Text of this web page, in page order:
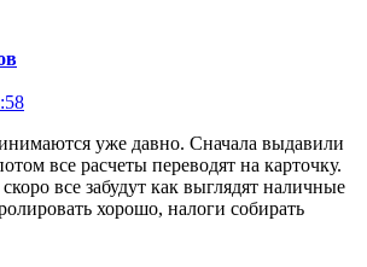
уже давно. Сначала выдавили
все расчеты переводят на карточку.
все забудут как выглядят наличные
хорошо, налоги собирать